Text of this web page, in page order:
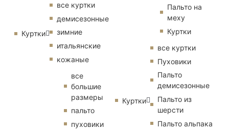
Куртки
все куртки
демисезонные
зимние
итальянские
кожаные
все
большие
размеры
пальто
пуховики
Пальто на
меху
Куртки
Куртки
все куртки
Пуховики
Пальто
демисезонные
Пальто из
шерсти
Пальто альпака